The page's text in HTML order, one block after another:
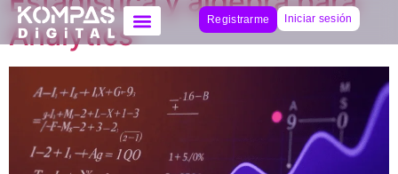
Registrarme Iniciar sesión
Analytics